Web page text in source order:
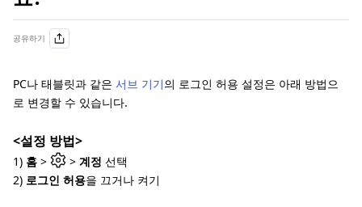
공유하기
PC나 태블릿과 같은 서브 기기의 로그인 허용 설정은 아래 방법으
로 변경할 수 있습니다.
<설정 방법>
1) 홈 > > 계정 선택
2) 로그인 허용을 끄거나 켜기